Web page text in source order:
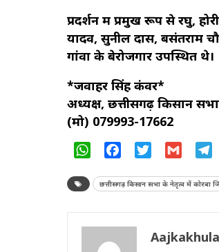
प्रदर्शन में प्रमुख रूप से रघु,
यादव, सुनील दास, बसंतराम
गांवों के बेरोजगार उपस्थित थे।
*जवाहर सिंह कंवर*
अध्यक्ष, छत्तीसगढ़ किसान
(मो) 079993-17662
WhatsAppFacebookTwitter Gmail
छत्तीसगढ़ किसान सभा के नेतृत्व में कोरबा